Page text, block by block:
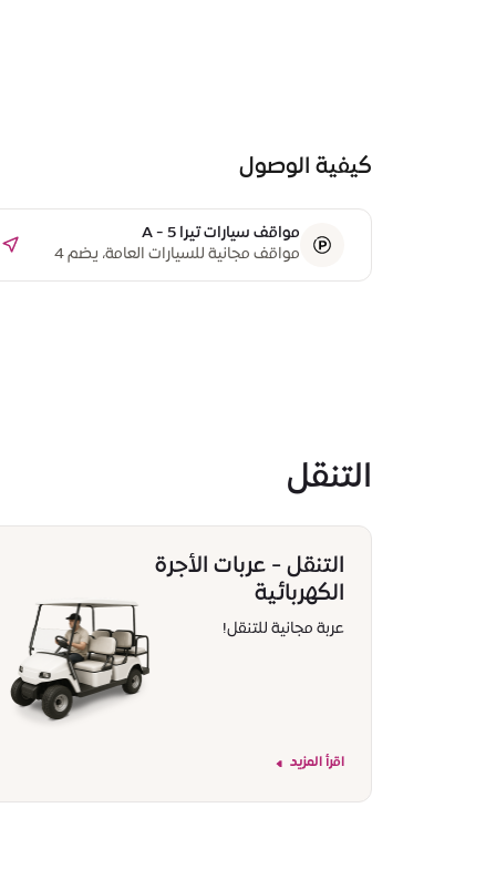
كيفية الوصول
مواقف سيارات تيرا A - 5
مواقف مجانية للسيارات العامة، يضم 4
مواقف مخصصة لذوي أصحاب الهمم
التنقل
التنقل - عربات الأجرة
الكهربائية
عربة مجانية للتنقل!
اقرأ المزيد